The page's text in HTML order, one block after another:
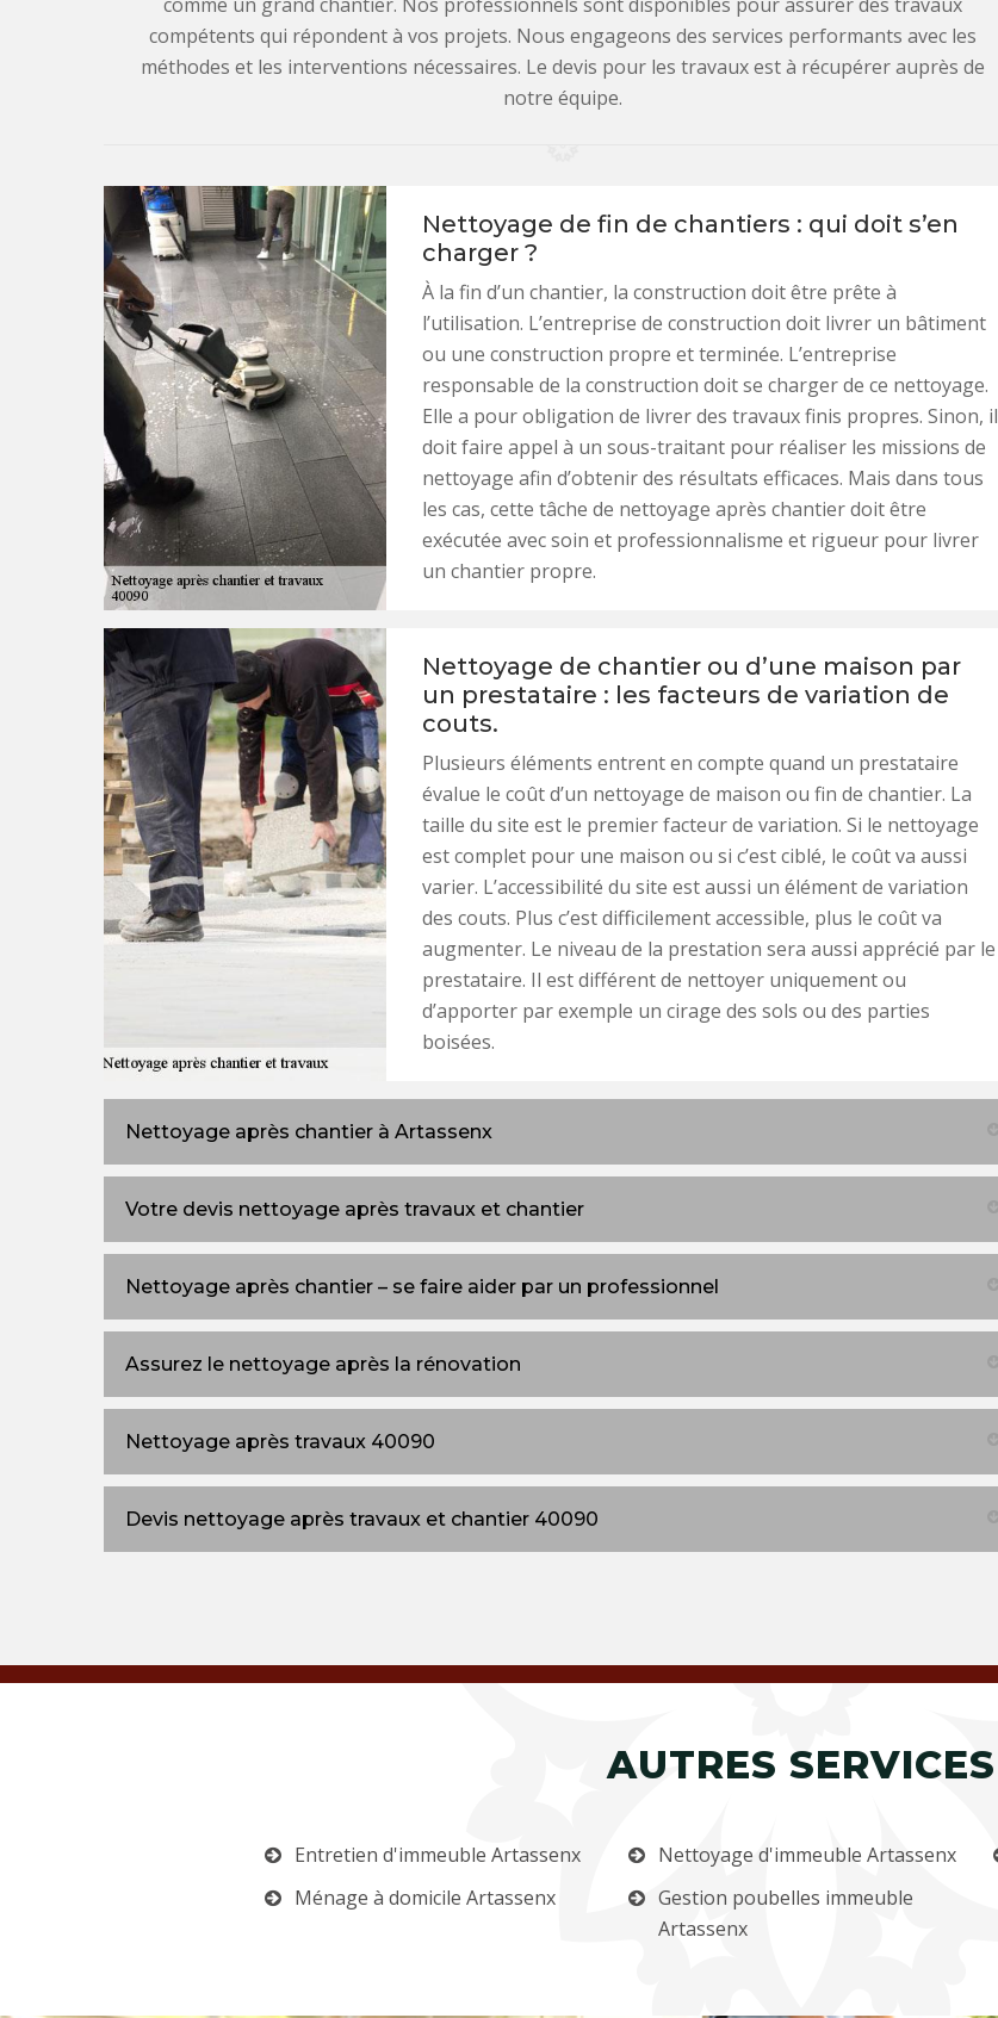
compétents qui répondent à vos projets. Nous engageons des services performants avec les
méthodes et les interventions nécessaires. Le devis pour les travaux est à récupérer auprès de
notre équipe.
Nettoyage de fin de chantiers : qui doit s’en
charger ?
À la fin d’un chantier, la construction doit être prête à
l’utilisation. L’entreprise de construction doit livrer un bâtiment
ou une construction propre et terminée. L’entreprise
responsable de la construction doit se charger de ce nettoyage.
Elle a pour obligation de livrer des travaux finis propres. Sinon, il
doit faire appel à un sous-traitant pour réaliser les missions de
nettoyage afin d’obtenir des résultats efficaces. Mais dans tous
les cas, cette tâche de nettoyage après chantier doit être
exécutée avec soin et professionnalisme et rigueur pour livrer
un chantier propre.
Nettoyage de chantier ou d’une maison par
un prestataire : les facteurs de variation de
couts.
Plusieurs éléments entrent en compte quand un prestataire
évalue le coût d’un nettoyage de maison ou fin de chantier. La
taille du site est le premier facteur de variation. Si le nettoyage
est complet pour une maison ou si c’est ciblé, le coût va aussi
varier. L’accessibilité du site est aussi un élément de variation
des couts. Plus c’est difficilement accessible, plus le coût va
augmenter. Le niveau de la prestation sera aussi apprécié par le
prestataire. Il est différent de nettoyer uniquement ou
d’apporter par exemple un cirage des sols ou des parties
boisées.
Nettoyage après chantier à Artassenx
Votre devis nettoyage après travaux et chantier
Nettoyage après chantier – se faire aider par un professionnel
Assurez le nettoyage après la rénovation
Nettoyage après travaux 40090
Devis nettoyage après travaux et chantier 40090
AUTRES SERVICES
Entretien d'immeuble Artassenx
Ménage à domicile Artassenx
Nettoyage d'immeuble Artassenx
Gestion poubelles immeuble
Artassenx